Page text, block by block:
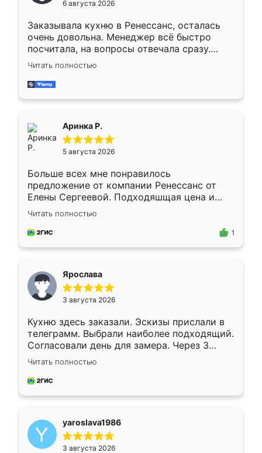
мебели буду заказывать только здесь.
6 августа 2026
Заказывала кухню в Ренессанс, осталась
очень довольна. Менеджер всё быстро
посчитала, на вопросы отвечала сразу.
Замерщик приехал в субботу, подошёл к
делу со всей ответственностью. Собрали
за день, ребята работали аккуратно, даже
Читать полностью
Аринка Р.
5 августа 2026
Больше всех мне понравилось
предложение от компании Ренессанс от
Елены Сергеевой. Подходяшщая цена и
короткие сроки изготовления. Приехавший
для замера сотрудник Владислав
предложил по моему эскизу самый
Читать полностью
1
Ярослава
3 августа 2026
Кухню здесь заказали. Эскизы прислали в
телеграмм. Выбрали наиболее подходящий.
Согласовали день для замера. Через 3
недели кухня была уже готова. Остались
довольны работой. Спасибо Ренессанс
мебель за качественную работу!
Читать полностью
yaroslava1986
3 августа 2026